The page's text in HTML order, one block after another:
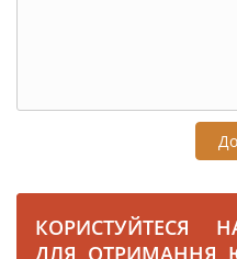
КОРИСТУЙТЕСЯ
ДЛЯ ОТРИМАННЯ